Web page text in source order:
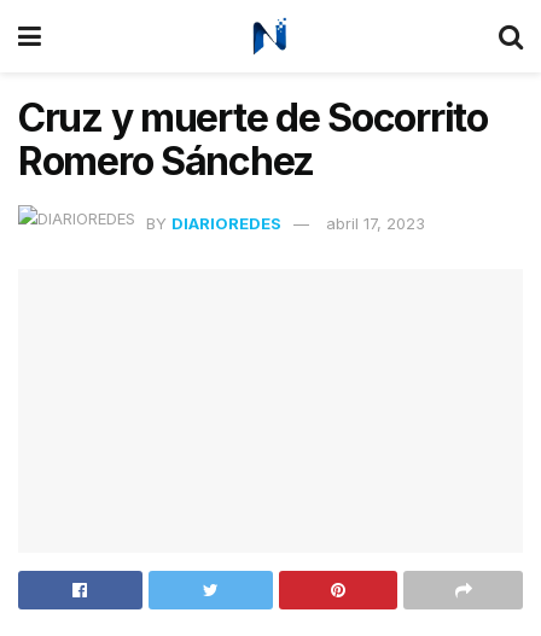
Cruz y muerte de Socorrito
Romero Sánchez
BY DIARIOREDES abril 17, 2023